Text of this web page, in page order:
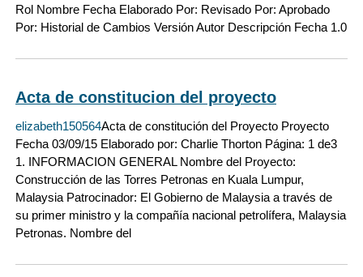
Rol Nombre Fecha Elaborado Por: Revisado Por: Aprobado
Por: Historial de Cambios Versión Autor Descripción Fecha 1.0
Acta de constitucion del proyecto
elizabeth150564Acta de constitución del Proyecto Proyecto
Fecha 03/09/15 Elaborado por: Charlie Thorton Página: 1 de3
1. INFORMACION GENERAL Nombre del Proyecto:
Construcción de las Torres Petronas en Kuala Lumpur,
Malaysia Patrocinador: El Gobierno de Malaysia a través de
su primer ministro y la compañía nacional petrolífera, Malaysia
Petronas. Nombre del